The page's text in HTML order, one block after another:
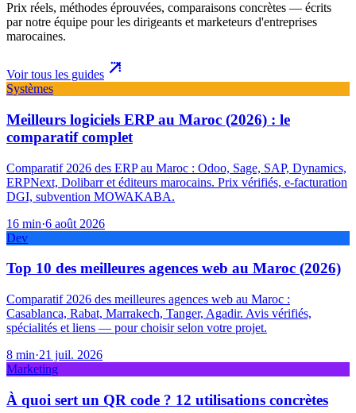
Prix réels, méthodes éprouvées, comparaisons concrètes — écrits
par notre équipe pour les dirigeants et marketeurs d'entreprises
marocaines.
Voir tous les guides
Systèmes
Meilleurs logiciels ERP au Maroc (2026) : le
comparatif complet
Comparatif 2026 des ERP au Maroc : Odoo, Sage, SAP, Dynamics,
ERPNext, Dolibarr et éditeurs marocains. Prix vérifiés, e-facturation
DGI, subvention MOWAKABA.
16 min·6 août 2026
Dev
Top 10 des meilleures agences web au Maroc (2026)
Comparatif 2026 des meilleures agences web au Maroc :
Casablanca, Rabat, Marrakech, Tanger, Agadir. Avis vérifiés,
spécialités et liens — pour choisir selon votre projet.
8 min·21 juil. 2026
Marketing
À quoi sert un QR code ? 12 utilisations concrètes